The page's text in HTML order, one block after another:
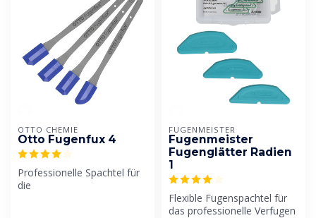
OTTO CHEMIE
Otto Fugenfux 4
Professionelle Spachtel für
die
FUGENMEISTER
Fugenmeister
Fugenglätter Radien
1
Flexible Fugenspachtel für
das professionelle Verfugen